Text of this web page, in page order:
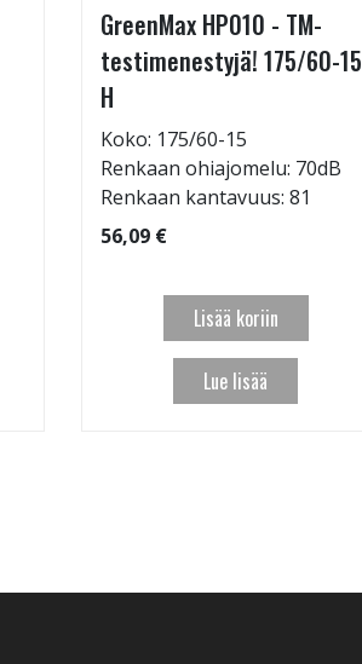
GreenMax HP010 - TM-
testimenestyjä! 175/60-15
H
Koko: 175/60-15
Renkaan ohiajomelu: 70dB
Renkaan kantavuus: 81
56,09 €
Lisää koriin
Lue lisää